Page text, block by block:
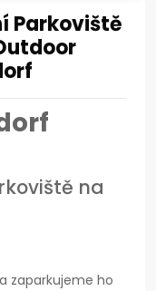
Parkoviště
na
zaparkujeme ho